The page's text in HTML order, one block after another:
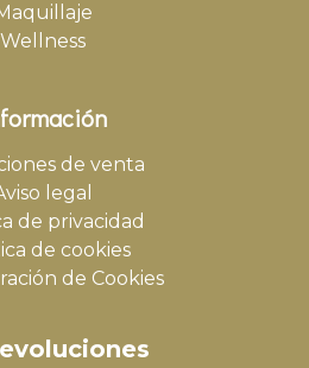
Wellness
de venta
legal
de privacidad
de cookies
de Cookies